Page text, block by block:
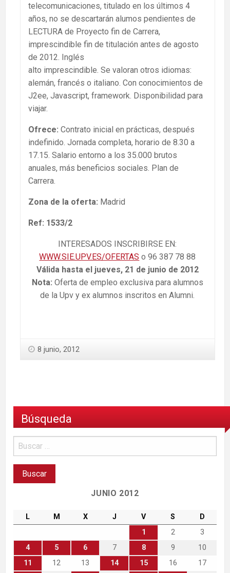
telecomunicaciones, titulado en los últimos 4
años, no se descartarán alumos pendientes de
LECTURA de Proyecto fin de Carrera,
imprescindible fin de titulación antes de agosto
de 2012. Inglés
alto imprescindible. Se valoran otros idiomas:
alemán, francés o italiano. Con conocimientos de
J2ee, Javascript, framework. Disponibilidad para
viajar.
Ofrece: Contrato inicial en prácticas, después
indefinido. Jornada completa, horario de 8.30 a
17.15. Salario entorno a los 35.000 brutos
anuales, más beneficios sociales. Plan de
Carrera.
Zona de la oferta: Madrid
Ref: 1533/2
INTERESADOS INSCRIBIRSE EN:
WWW.SIE.UPV.ES/OFERTAS o 96 387 78 88
Válida hasta el jueves, 21 de junio de 2012
Nota: Oferta de empleo exclusiva para alumnos
de la Upv y ex alumnos inscritos en Alumni.
8 junio, 2012
Búsqueda
JUNIO 2012
L M X J V S
D
1
2
3
4
5 6 7 8 9
10
11
12 13 14 15 16
17